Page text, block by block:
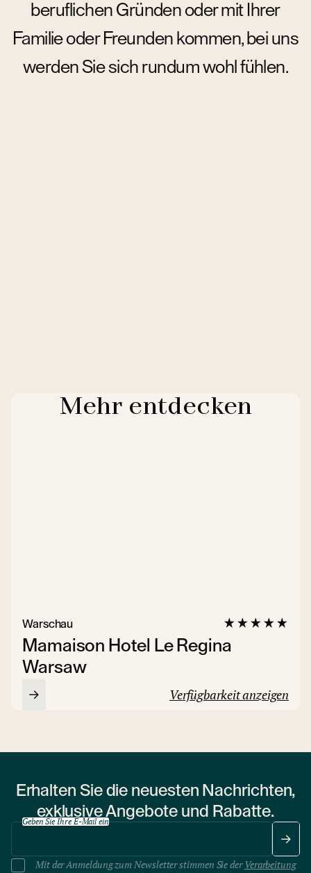
beruflichen Gründen oder mit Ihrer
Familie oder Freunden kommen, bei uns
werden Sie sich rundum wohl fühlen.
Mehr entdecken
Mamaison Hotel Le Regina
Warsaw
Warschau
Verfügbarkeit anzeigen
Erhalten Sie die neuesten Nachrichten,
exklusive Angebote und Rabatte.
Geben Sie Ihre E-Mail ein
Mit der Anmeldung zum Newsletter stimmen Sie derVerarbeitung